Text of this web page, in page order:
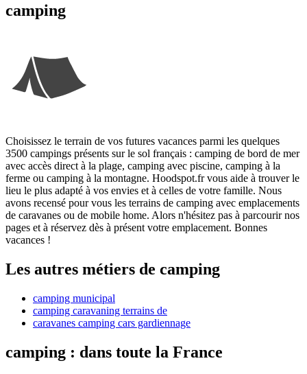
camping
Choisissez le terrain de vos futures vacances parmi les quelques
3500 campings présents sur le sol français : camping de bord de mer
avec accès direct à la plage, camping avec piscine, camping à la
ferme ou camping à la montagne. Hoodspot.fr vous aide à trouver le
lieu le plus adapté à vos envies et à celles de votre famille. Nous
avons recensé pour vous les terrains de camping avec emplacements
de caravanes ou de mobile home. Alors n'hésitez pas à parcourir nos
pages et à réservez dès à présent votre emplacement. Bonnes
vacances !
Les autres métiers de camping
camping municipal
camping caravaning terrains de
caravanes camping cars gardiennage
camping : dans toute la France